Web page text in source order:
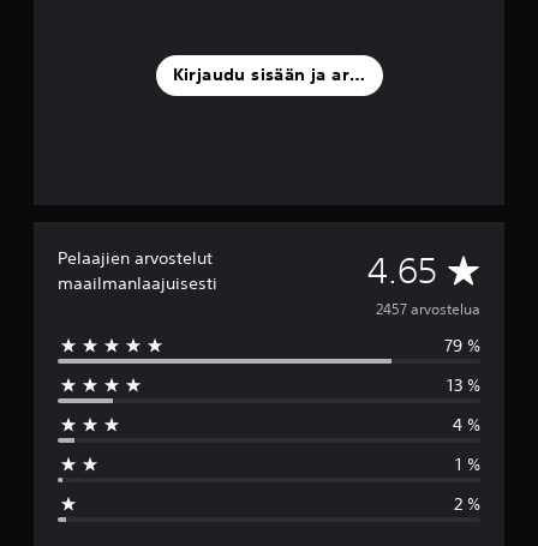
Kirjaudu sisään ja arvostele
Pelaajien arvostelut
maailmanlaajuisesti
4.65 K
e
s
k
a
2457 arvostelua
79 %
13 %
4 %
1 %
2 %